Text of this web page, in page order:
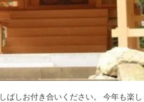
しお付き合いください。 今年も楽